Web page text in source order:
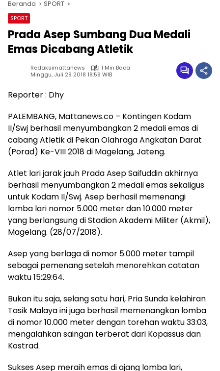
Beranda SPORT
SPORT
Prada Asep Sumbang Dua Medali
Emas Dicabang Atletik
Redaksimattanews
1 Min Baca
Minggu, Juli 29 2018 18:59 WIB
Reporter : Dhy
PALEMBANG, Mattanews.co – Kontingen Kodam
II/Swj berhasil menyumbangkan 2 medali emas di
cabang Atletik di Pekan Olahraga Angkatan Darat
(Porad) Ke-VIII 2018 di Magelang, Jateng.
Atlet lari jarak jauh Prada Asep Saifuddin akhirnya
berhasil menyumbangkan 2 medali emas sekaligus
untuk Kodam II/Swj. Asep berhasil memenangi
lomba lari nomor 5.000 meter dan 10.000 meter
yang berlangsung di Stadion Akademi Militer (Akmil),
Magelang. (28/07/2018).
Asep yang berlaga di nomor 5.000 meter tampil
sebagai pemenang setelah menorehkan catatan
waktu 15:29:64.
Bukan itu saja, selang satu hari, Pria Sunda kelahiran
Tasik Malaya ini juga berhasil memenangkan lomba
di nomor 10.000 meter dengan torehan waktu 33:03,
mengalahkan saingan terberat dari Kopassus dan
Kostrad.
Sukses Asep meraih emas di ajang lomba lari,